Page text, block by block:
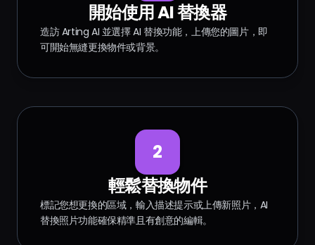
開始使用 AI 替換器
造訪 Arting AI 並選擇 AI 替換功能，上傳您的圖片，即
可開始無縫更換物件或背景。
2
輕鬆替換物件
標記您想更換的區域，輸入描述提示或上傳新照片，AI
替換照片功能確保精準且有創意的編輯。